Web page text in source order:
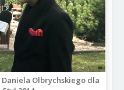
Olbrychskiego dla